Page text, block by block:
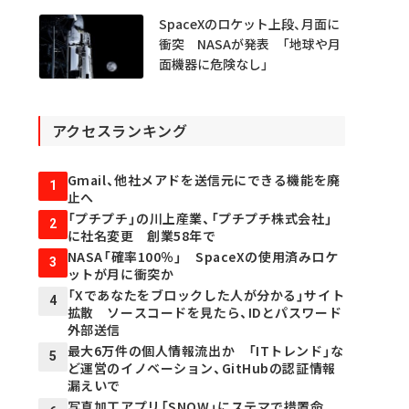
SpaceXのロケット上段、月面に
衝突 NASAが発表 「地球や月
面機器に危険なし」
アクセスランキング
1
Gmail、他社メアドを送信元にできる機能を廃
止へ
2
「プチプチ」の川上産業、「プチプチ株式会社」
に社名変更 創業58年で
3
NASA「確率100％」 SpaceXの使用済みロケ
ットが月に衝突か
4
「Xであなたをブロックした人が分かる」サイト
拡散 ソースコードを見たら、IDとパスワード
外部送信
5
最大6万件の個人情報流出か 「ITトレンド」な
ど運営のイノベーション、GitHubの認証情報
漏えいで